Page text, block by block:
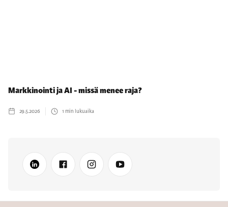
Markkinointi ja AI - missä menee raja?
29.5.2026 1 min lukuaika